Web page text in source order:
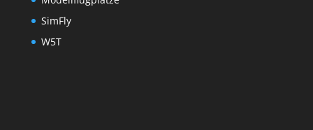
SimFly
W5T